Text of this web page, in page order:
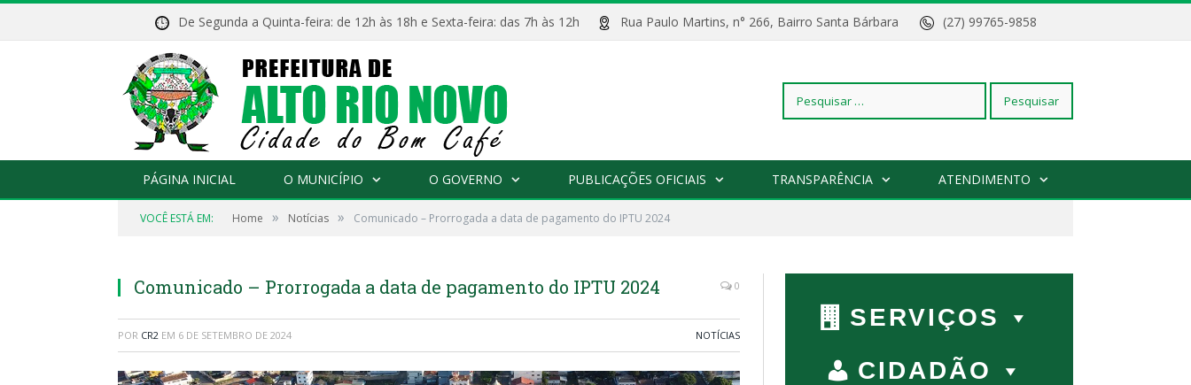
De Segunda a Quinta-feira: de 12h às 18h e Sexta-feira: das 7h às 12h Rua Paulo Martins, n° 266, Bairro Santa Bárbara (27) 99765-9858
Pesquisar
PÁGINA INICIAL O MUNICÍPIO O GOVERNO PUBLICAÇÕES OFICIAIS TRANSPARÊNCIA ATENDIMENTO
VOCÊ ESTÁ EM: Home » Notícias » Comunicado – Prorrogada a data de pagamento do IPTU 2024
Comunicado – Prorrogada a data de pagamento do IPTU 2024 0
POR CR2 EM 6 DE SETEMBRO DE 2024 NOTÍCIAS
SERVIÇOS
CIDADÃO